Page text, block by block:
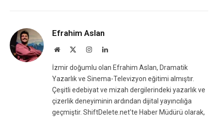
Efrahim Aslan
Website InstagramLinkedIn
İzmir doğumlu olan Efrahim Aslan, Dramatik
Yazarlık ve Sinema-Televizyon eğitimi almıştır.
Çeşitli edebiyat ve mizah dergilerindeki yazarlık ve
çizerlik deneyiminin ardından dijital yayıncılığa
geçmiştir. ShiftDelete.net'te Haber Müdürü olarak,